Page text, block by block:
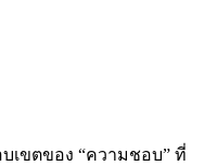
เขตของ “ความชอบ” ที่